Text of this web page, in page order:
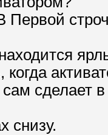
Первой
когда
сделает
снизу.